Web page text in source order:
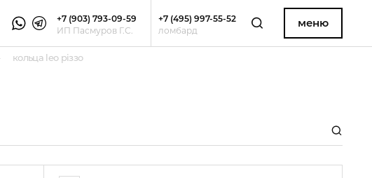
+7 (903) 793-09-59
ИП Пасмуров Г.С.
+7 (495) 997-55-52
ломбард
меню
кольца leo piззo